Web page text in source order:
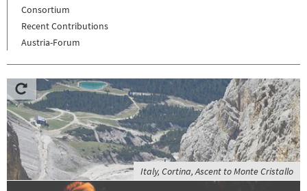
Consortium
Recent Contributions
Austria-Forum
Italy, Cortina, Ascent to Monte Cristallo